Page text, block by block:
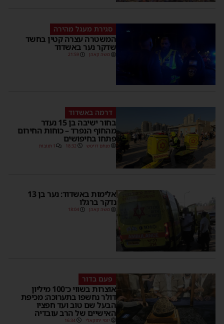
סגירת מעגל מהירה
המשטרה עצרה קטין בחשד
שדקר נער באשדוד
משה קאהן 21:59
דרמה באשדוד
בחור ישיבה בן 15 נעדר
מהחוף הנפרד – כוחות החירום
פתחו בחיפושים
מנחם דויטש 18:32 1 תגובות
אלימות באשדוד: נער בן 13
נדקר ברגלו
משה קאהן 18:04
פעם בדור
אוצרות בשווי כ־100 מיליון
דולר נחשפו בתערוכה: מכיפת
הבעל שם טוב ועד חפציו
האישיים של הרב עובדיה
יוסי יחזקאלי 16:34